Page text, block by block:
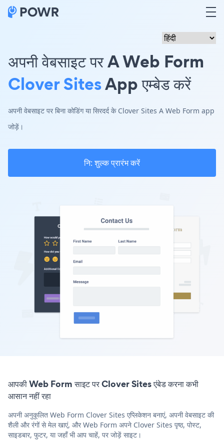
अपनी वेबसाइट पर A Web Form
Clover SitesApp एम्बेड करें
अपनी वेबसाइट पर बिना कोडिंग या सिरदर्द के Clover Sites A Web Form app
जोड़ें।
नि: शुल्क प्रारंभ करें
आपकी Web Form साइट पर Clover Sites एंबेड करना कभी
आसान नहीं रहा
अपनी अनुकूलित Web Form Clover Sites एप्लिकेशन बनाएं, अपनी वेबसाइट की
शैली और रंगों से मेल खाएं, और Web Form अपने Clover Sites पृष्ठ, पोस्ट,
साइडबार, फुटर, या जहाँ भी आप चाहें, पर जोड़ें साइट।